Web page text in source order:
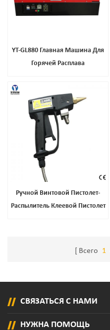
YT-GL880 Главная Машина Для
Горячей Расплава
Ручной Винтовой Пистолет-
Распылитель Клеевой Пистолет
Всего 1
СВЯЗАТЬСЯ С НАМИ
НУЖНА ПОМОЩЬ